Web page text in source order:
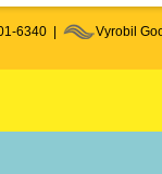
6340 | Vyrobil